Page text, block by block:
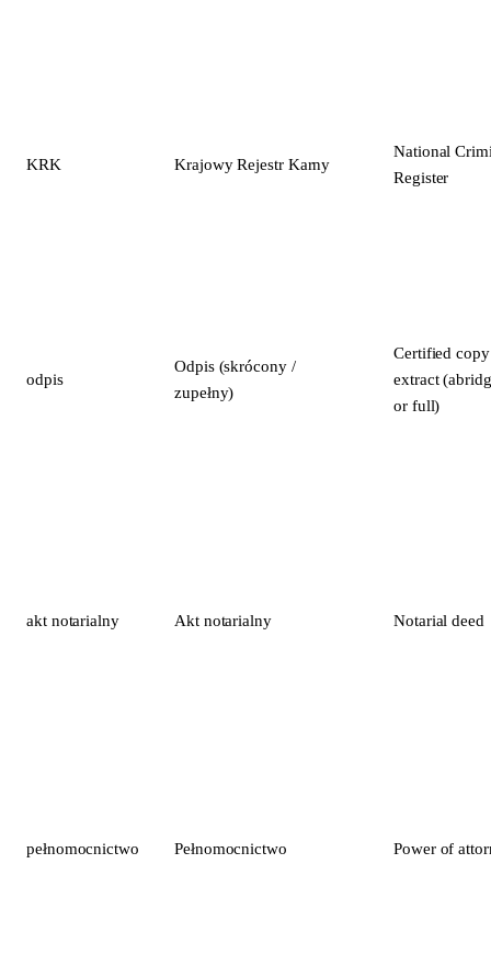
KRK Krajowy Rejestr Karny
National
Register
odpis
Odpis (skrócony /
zupełny)
Certified
extract
or full)
akt notarialny Akt notarialny Notarial deed
pełnomocnictwo Pełnomocnictwo Power of